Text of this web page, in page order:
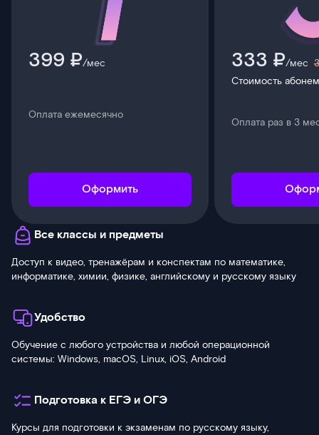
Все классы и предметы
Доступ к видео, тренажёрам и конспектам по математике,
информатике, химии, физике, английскому и русскому языку
Удобство
Обучение с любого устройства и любой операционной
системы: Windows, macOS, Linux, iOS, Android
Подготовка к ЕГЭ и ОГЭ
Курсы для подготовки к экзаменам по русскому языку,
399 ₽/мес
Оплата ежемесячно
Оформить
333 ₽/мес
Стоимость
Оплата раз в 3